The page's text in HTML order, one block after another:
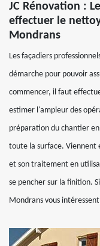
JC Rénovation :
effectuer le
Mondrans
Les façadiers
démarche pour pouvoir
commencer, il faut
estimer l'ampleur des
préparation du chantier
toute la surface. Viennent
et son traitement en
se pencher sur la finition.
Mondrans vous